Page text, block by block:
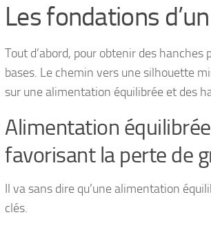
Les fondations
Tout d’abord, pour obtenir des
bases. Le chemin vers une silhouette
sur une alimentation équilibrée et des
Alimentation
favorisant la perte de
Il va sans dire qu’une alimentation
clés.